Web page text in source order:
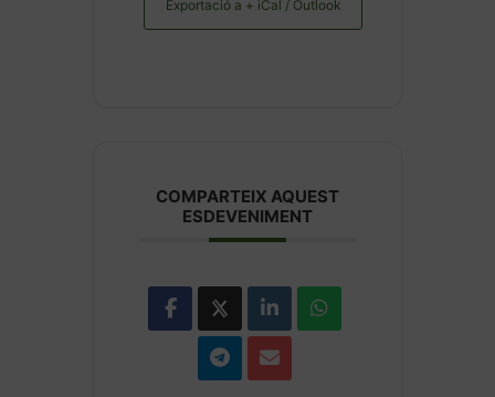
Exportació a + iCal / Outlook
COMPARTEIX AQUEST
ESDEVENIMENT